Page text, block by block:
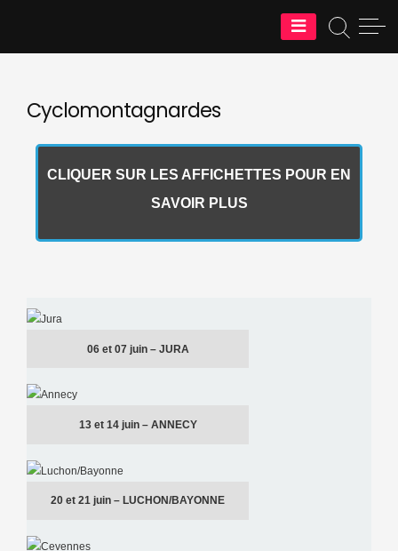
Cyclos Randonneurs Thononais
Cyclomontagnardes
CLIQUER SUR LES AFFICHETTES POUR EN
SAVOIR PLUS
06 et 07 juin – JURA
13 et 14 juin – ANNECY
20 et 21 juin – LUCHON/BAYONNE